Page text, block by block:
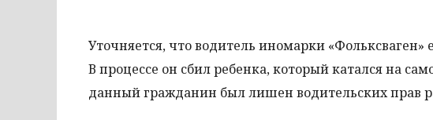
Уточняется, что водитель иномарки
В процессе он сбил ребенка, который катался на
данный гражданин был лишен водительских прав